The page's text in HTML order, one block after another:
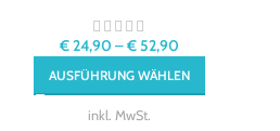
€24,90 –€52,90
AUSFÜHRUNG WÄHLEN
inkl. MwSt.